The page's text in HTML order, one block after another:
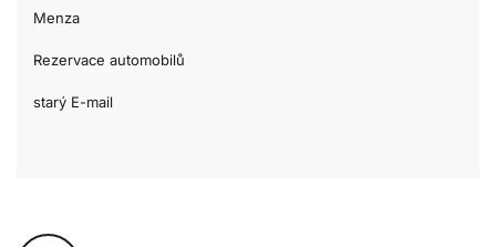
Menza
Rezervace automobilů
starý E-mail